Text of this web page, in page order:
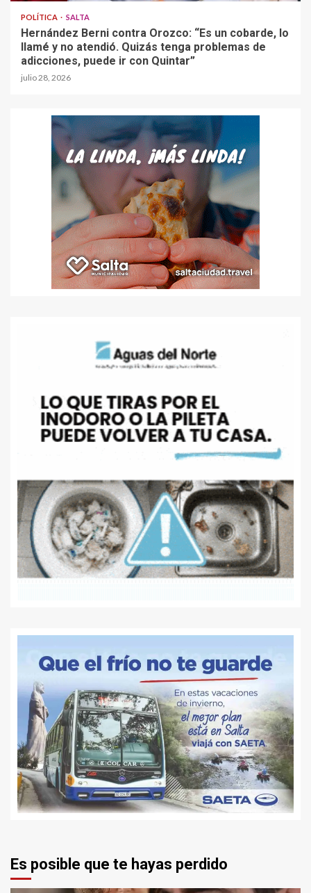
POLÍTICA SALTA
Hernández Berni contra Orozco: “Es un cobarde, lo
llamé y no atendió. Quizás tenga problemas de
adicciones, puede ir con Quintar”
julio 28, 2026
Es posible que te hayas perdido